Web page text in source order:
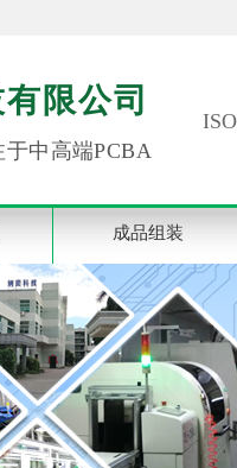
限公司
于中高端PCBA
成品组装